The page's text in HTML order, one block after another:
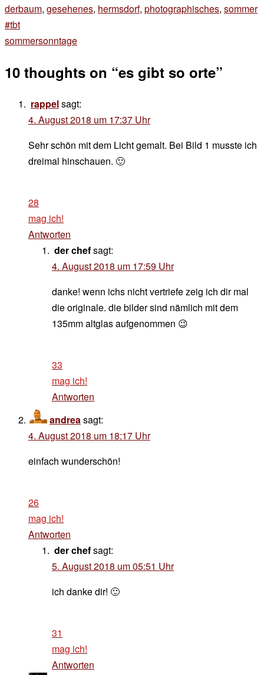
derbaum, gesehenes, hermsdorf, photographisches, sommer
Beitragsnavigation
#tbt
sommersonntage
10 thoughts on “es gibt so orte”
rappelsagt:
4. August 2018 um 17:37 Uhr
Sehr schön mit dem Licht gemalt. Bei Bild 1 musste ich
dreimal hinschauen. 🙂
28
mag ich!
Antworten
der chefsagt:
4. August 2018 um 17:59 Uhr
danke! wenn ichs nicht vertriefe zeig ich dir mal
die originale. die bilder sind nämlich mit dem
135mm altglas aufgenommen 😉
33
mag ich!
Antworten
andreasagt:
4. August 2018 um 18:17 Uhr
einfach wunderschön!
26
mag ich!
Antworten
der chefsagt:
5. August 2018 um 05:51 Uhr
ich danke dir! 🙂
31
mag ich!
Antworten